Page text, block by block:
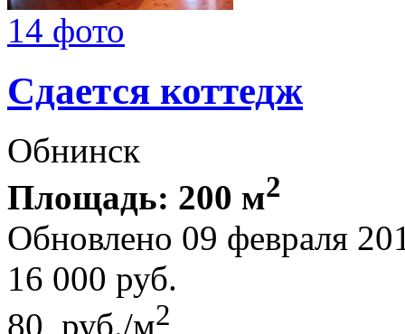
14 фото
Сдается коттедж
Обнинск
Площадь: 200 м2
Обновлено 09 февраля
16 000 руб.
80 руб./м2